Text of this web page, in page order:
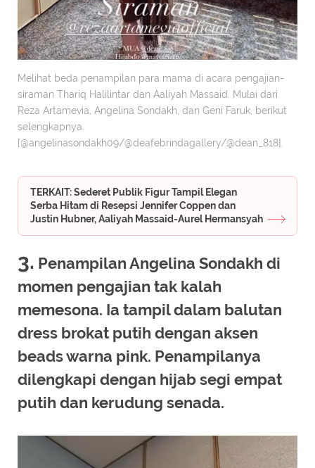
Melihat beda penampilan para mama di acara pengajian-
siraman Thariq Halilintar dan Aaliyah Massaid. Mulai dari
Reza Artamevia, Angelina Sondakh, dan Geni Faruk, berikut
selengkapnya.
[@angelinasondakh09/@deafebrindagallery/@dean_818].
TERKAIT: Sederet Publik Figur Tampil Elegan
Serba Hitam di Resepsi Jennifer Coppen dan
Justin Hubner, Aaliyah Massaid-Aurel Hermansyah
3. Penampilan Angelina Sondakh di
momen pengajian tak kalah
memesona. Ia tampil dalam balutan
dress brokat putih dengan aksen
beads warna pink. Penampilanya
dilengkapi dengan hijab segi empat
putih dan kerudung senada.